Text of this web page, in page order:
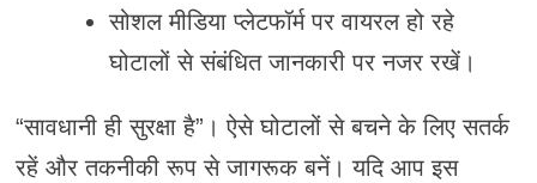
सोशल मीडिया प्लेटफॉर्म पर वायरल हो रहे
घोटालों से संबंधित जानकारी पर नजर रखें।
“सावधानी ही सुरक्षा है”। ऐसे घोटालों से बचने के लिए सतर्क
रहें और तकनीकी रूप से जागरूक बनें। यदि आप इस